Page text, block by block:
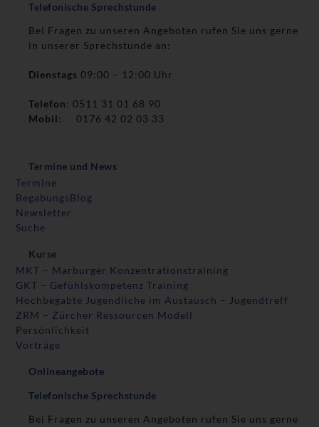
Telefonische Sprechstunde
Bei Fragen zu unseren Angeboten rufen Sie uns gerne
in unserer Sprechstunde an:
Dienstags09:00 – 12:00 Uhr
Telefon: 0511 31 01 68 90
Mobil: 0176 42 02 03 33
Termine und News
Termine
BegabungsBlog
Newsletter
Suche
Kurse
MKT – Marburger Konzentrationstraining
GKT – Gefühlskompetenz Training
Hochbegabte Jugendliche im Austausch – Jugendtreff
ZRM – Zürcher Ressourcen Modell
Persönlichkeit
Vorträge
Onlineangebote
Telefonische Sprechstunde
Bei Fragen zu unseren Angeboten rufen Sie uns gerne